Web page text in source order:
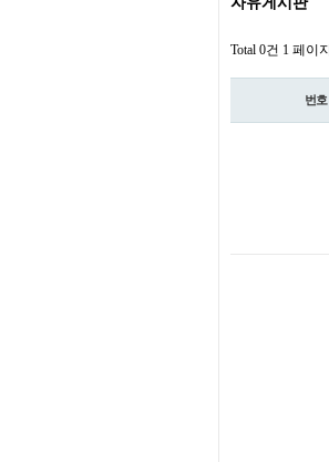
Total 0건 1 페이지
번호